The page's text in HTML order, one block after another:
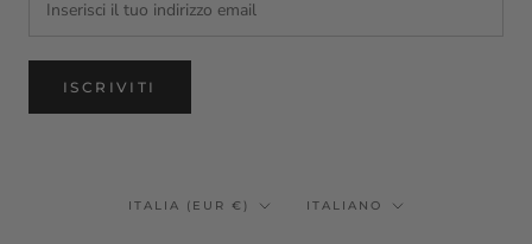
ISCRIVITI
Paese/Area
ITALIA (EUR €) Lingua
ITALIANO